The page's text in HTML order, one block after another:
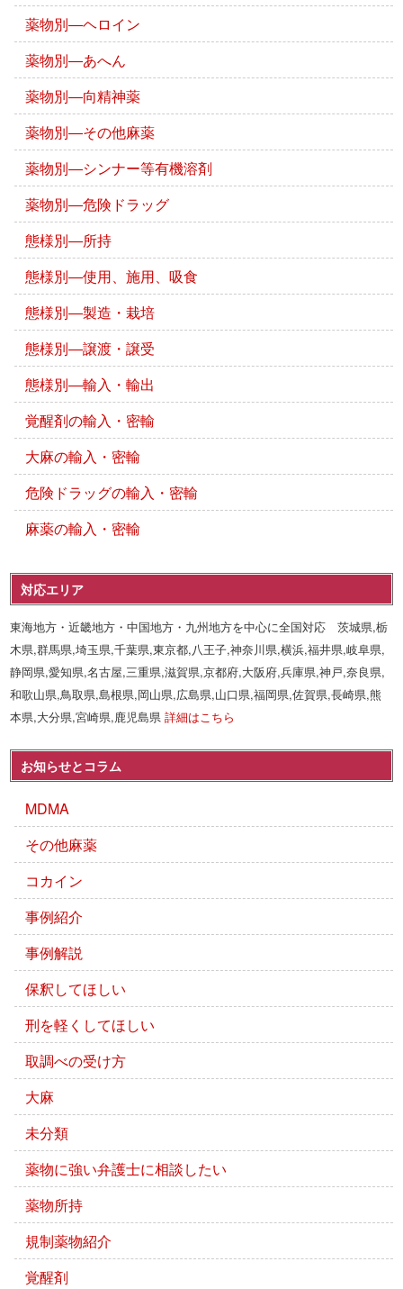
薬物別―ヘロイン
薬物別―あへん
薬物別―向精神薬
薬物別―その他麻薬
薬物別―シンナー等有機溶剤
薬物別―危険ドラッグ
態様別―所持
態様別―使用、施用、吸食
態様別―製造・栽培
態様別―譲渡・譲受
態様別―輸入・輸出
覚醒剤の輸入・密輸
大麻の輸入・密輸
危険ドラッグの輸入・密輸
麻薬の輸入・密輸
対応エリア
東海地方・近畿地方・中国地方・九州地方を中心に全国対応 茨城県,栃
木県,群馬県,埼玉県,千葉県,東京都,八王子,神奈川県,横浜,福井県,岐阜県,
静岡県,愛知県,名古屋,三重県,滋賀県,京都府,大阪府,兵庫県,神戸,奈良県,
和歌山県,鳥取県,島根県,岡山県,広島県,山口県,福岡県,佐賀県,長崎県,熊
本県,大分県,宮崎県,鹿児島県詳細はこちら
お知らせとコラム
MDMA
その他麻薬
コカイン
事例紹介
事例解説
保釈してほしい
刑を軽くしてほしい
取調べの受け方
大麻
未分類
薬物に強い弁護士に相談したい
薬物所持
規制薬物紹介
覚醒剤